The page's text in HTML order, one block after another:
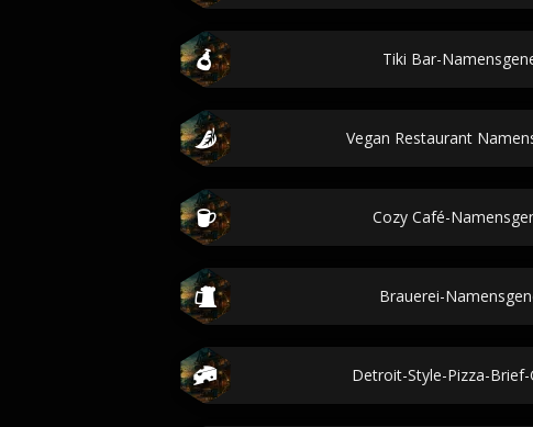
Tiki Bar-
Vegan Restaurant
Cozy Café-
Brauerei-
Detroit-Style-Pizza-